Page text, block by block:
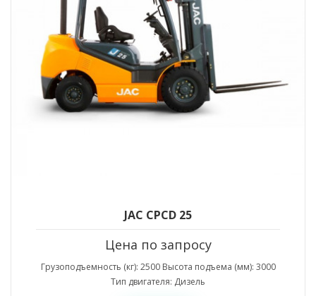
JAC CPCD 25
Цена по запросу
Грузоподъемность (кг): 2500 Высота подъема (мм): 3000
Тип двигателя: Дизель